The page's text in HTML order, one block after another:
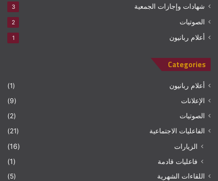
شهادات وإجازات الجمعية 3
الصوتيات 2
أعلام ربانيون 1
Categories
أعلام ربانيون
(1)
الإعلانات
(9)
الصوتيات
(2)
الفاعليات الاجتماعية
(21)
الزيارات
(16)
فاعليات قادمة
(1)
اللقاءات الشهرية
(5)